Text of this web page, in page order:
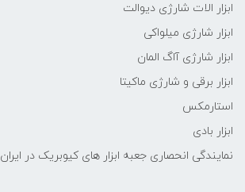
ابزار الات شارژی دیوالت
ابزار شارژی میلواکی
ابزار شارژی آاگ المان
ابزار برقی و شارژی ماکیتا
استارمکس
ابزار بادی
نمایندگی انحصاری جعبه ابزار های کیوبریک در ایران